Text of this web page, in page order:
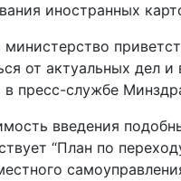
иностранных
от актуальных дел
в пресс-службе
введения
“План по